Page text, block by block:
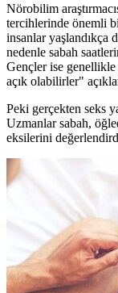
Nörobilim
tercihlerinde önemli
insanlar yaşlandıkça
nedenle sabah
Gençler ise genellikle
açık olabilirler"
Peki gerçekten seks
Uzmanlar sabah,
eksilerini